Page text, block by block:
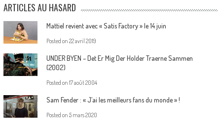
ARTICLES AU HASARD
Mattiel revient avec « Satis Factory » le 14 juin
Posted on 22 avril 2019
UNDER BYEN – Det Er Mig Der Holder Traerne Sammen
(2002)
Posted on 17 août 2004
Sam Fender : « J’ai les meilleurs fans du monde » !
Posted on 5 mars 2020